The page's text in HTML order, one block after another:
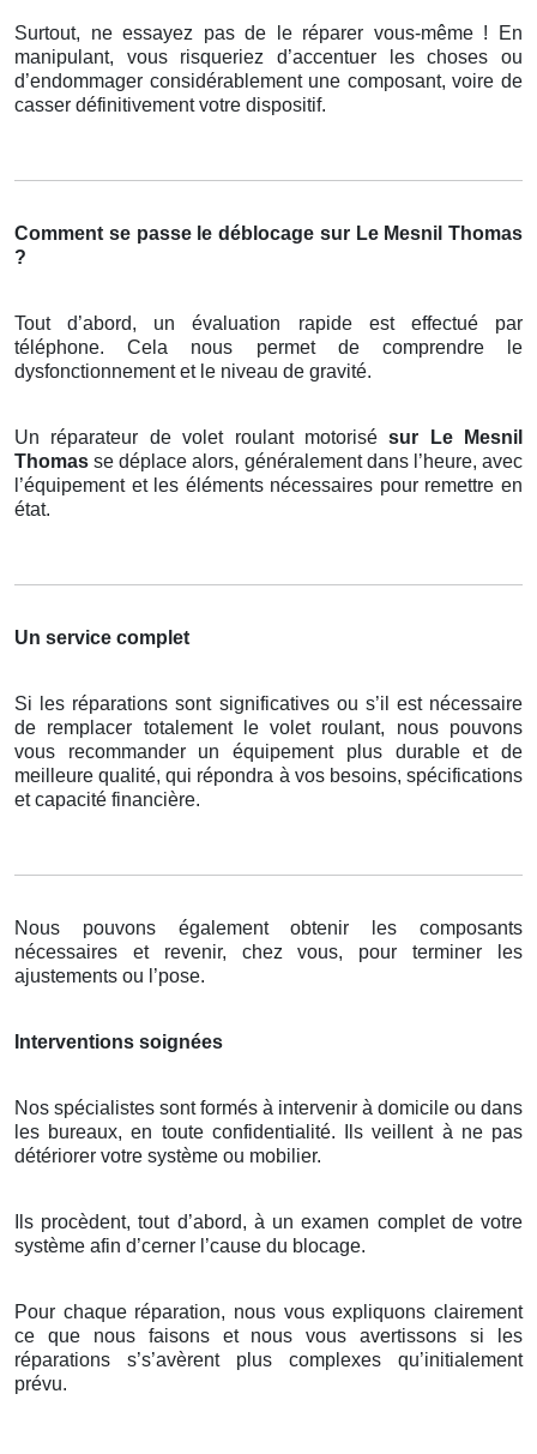
Surtout, ne essayez pas de le réparer vous-même ! En
manipulant, vous risqueriez d’accentuer les choses ou
d’endommager considérablement une composant, voire de
casser définitivement votre dispositif.
Comment se passe le déblocage sur Le Mesnil Thomas
?
Tout d’abord, un évaluation rapide est effectué par
téléphone. Cela nous permet de comprendre le
dysfonctionnement et le niveau de gravité.
Un réparateur de volet roulant motorisésur Le Mesnil
Thomasse déplace alors, généralement dans l’heure, avec
l’équipement et les éléments nécessaires pour remettre en
état.
Un service complet
Si les réparations sont significatives ou s’il est nécessaire
de remplacer totalement le volet roulant, nous pouvons
vous recommander un équipement plus durable et de
meilleure qualité, qui répondra à vos besoins, spécifications
et capacité financière.
Nous pouvons également obtenir les composants
nécessaires et revenir, chez vous, pour terminer les
ajustements ou l’pose.
Interventions soignées
Nos spécialistes sont formés à intervenir à domicile ou dans
les bureaux, en toute confidentialité. Ils veillent à ne pas
détériorer votre système ou mobilier.
Ils procèdent, tout d’abord, à un examen complet de votre
système afin d’cerner l’cause du blocage.
Pour chaque réparation, nous vous expliquons clairement
ce que nous faisons et nous vous avertissons si les
réparations s’s’avèrent plus complexes qu’initialement
prévu.